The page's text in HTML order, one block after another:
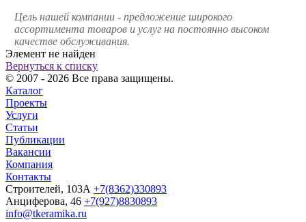
Цель нашей компании - предложение широкого
ассортимента товаров и услуг на постоянно высоком
качестве обслуживания.
Элемент не найден
Вернуться к списку
© 2007 - 2026 Все права защищены.
Каталог
Проекты
Услуги
Статьи
Публикации
Вакансии
Компания
Контакты
Строителей, 103А +7(8362)330893
Анциферова, 46 +7(927)8830893
info@tkeramika.ru